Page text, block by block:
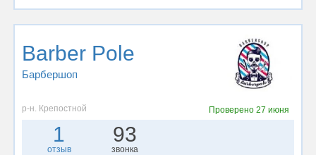
Barber Pole
Барбершоп
р-н. Крепостной Проверено 27 июня
1
отзыв
93
звонка